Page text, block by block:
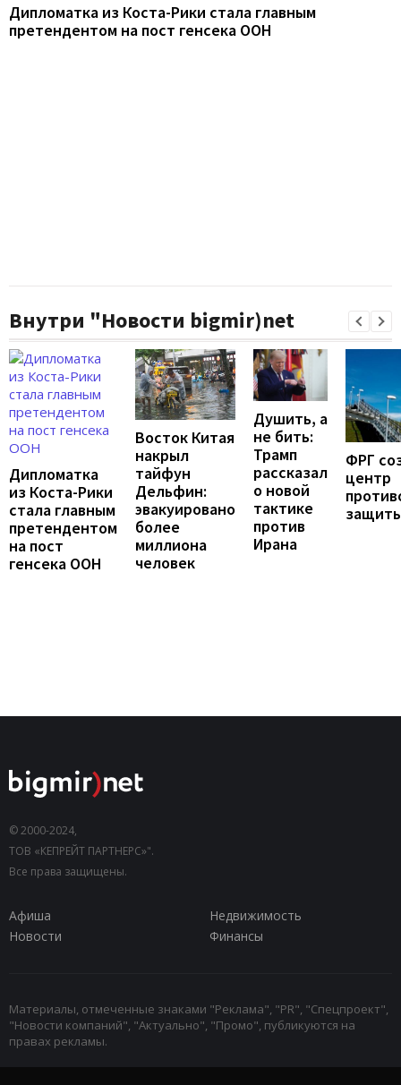
Дипломатка из Коста-Рики стала главным
претендентом на пост генсека ООН
Внутри "Новости bigmir)net
Дипломатка
из Коста-Рики
стала главным
претендентом
на пост
генсека ООН
Восток Китая
накрыл
тайфун
Дельфин:
эвакуировано
более
миллиона
человек
Душить, а
не бить:
Трамп
рассказал
о новой
тактике
против
Ирана
ФРГ
центр
© 2000-2024,
ТОВ «КЕПРЕЙТ ПАРТНЕРС»".
Все права защищены.
Афиша
Недвижимость
Новости
Финансы
Материалы, отмеченные знаками "Реклама", "PR", "Спецпроект",
"Новости компаний", "Актуально", "Промо", публикуются на
правах рекламы.